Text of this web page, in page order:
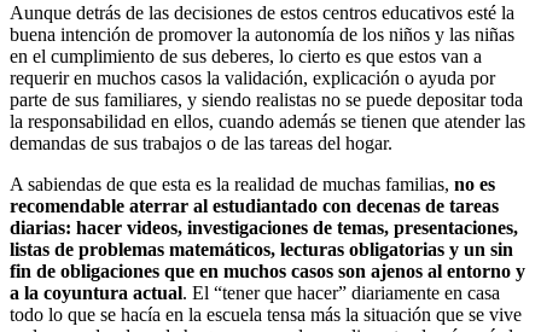
Aunque detrás de las decisiones de estos centros educativos esté la
buena intención de promover la autonomía de los niños y las niñas
en el cumplimiento de sus deberes, lo cierto es que estos van a
requerir en muchos casos la validación, explicación o ayuda por
parte de sus familiares, y siendo realistas no se puede depositar toda
la responsabilidad en ellos, cuando además se tienen que atender las
demandas de sus trabajos o de las tareas del hogar.
A sabiendas de que esta es la realidad de muchas familias, no es
recomendable aterrar al estudiantado con decenas de tareas
diarias: hacer videos, investigaciones de temas, presentaciones,
listas de problemas matemáticos, lecturas obligatorias y un sin
fin de obligaciones que en muchos casos son ajenos al entorno y
a la coyuntura actual. El “tener que hacer” diariamente en casa
todo lo que se hacía en la escuela tensa más la situación que se vive